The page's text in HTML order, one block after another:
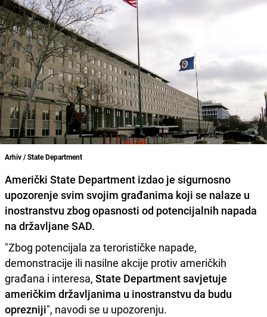
Arhiv / State Department
Američki State Department izdao je sigurnosno
upozorenje svim svojim građanima koji se nalaze u
inostranstvu zbog opasnosti od potencijalnih napada
na državljane SAD.
"Zbog potencijala za terorističke napade,
demonstracije ili nasilne akcije protiv američkih
građana i interesa, State Department savjetuje
američkim državljanima u inostranstvu da budu
oprezniji", navodi se u upozorenju.